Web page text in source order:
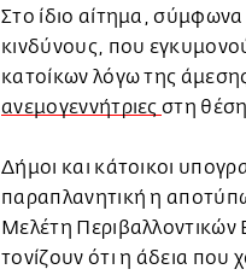
Στο ίδιο αίτημα, σύμφωνα
κινδύνους, που
κατοίκων λόγω της
ανεμογεννήτριεςστη
Δήμοι και κάτοικοι
παραπλανητική η
Μελέτη Περιβαλλοντικών
τονίζουν ότι η άδεια